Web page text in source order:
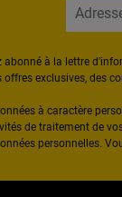
abonné à la lettre
offres exclusives, des
à caractère
de traitement de
personnelles.